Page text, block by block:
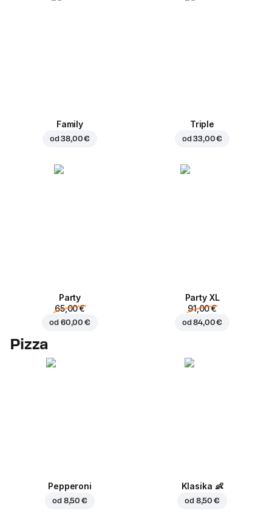
Family
od38,00 €
Triple
od33,00 €
Party
65,00 €
od 60,00 €
Party XL
91,00 €
od84,00 €
Pizza
Pepperoni
od 8,50 €
Klasika 👶
od 8,50 €